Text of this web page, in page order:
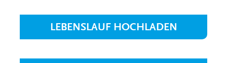
LEBENSLAUF HOCHLADEN